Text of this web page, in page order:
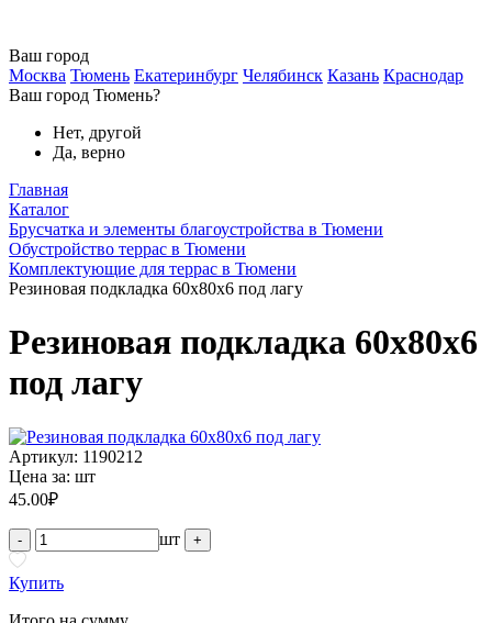
Ваш город
Москва Тюмень Екатеринбург Челябинск Казань Краснодар
Ваш город Тюмень?
Нет, другой
Да, верно
Главная
Каталог
Брусчатка и элементы благоустройства в Тюмени
Обустройство террас в Тюмени
Комплектующие для террас в Тюмени
Резиновая подкладка 60х80х6 под лагу
Резиновая подкладка 60х80х6
под лагу
Артикул: 1190212
Цена за: шт
45.00₽
- шт +
Купить